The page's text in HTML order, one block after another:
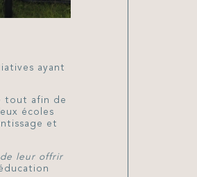
ayant
tout afin de
écoles
et
leur offrir